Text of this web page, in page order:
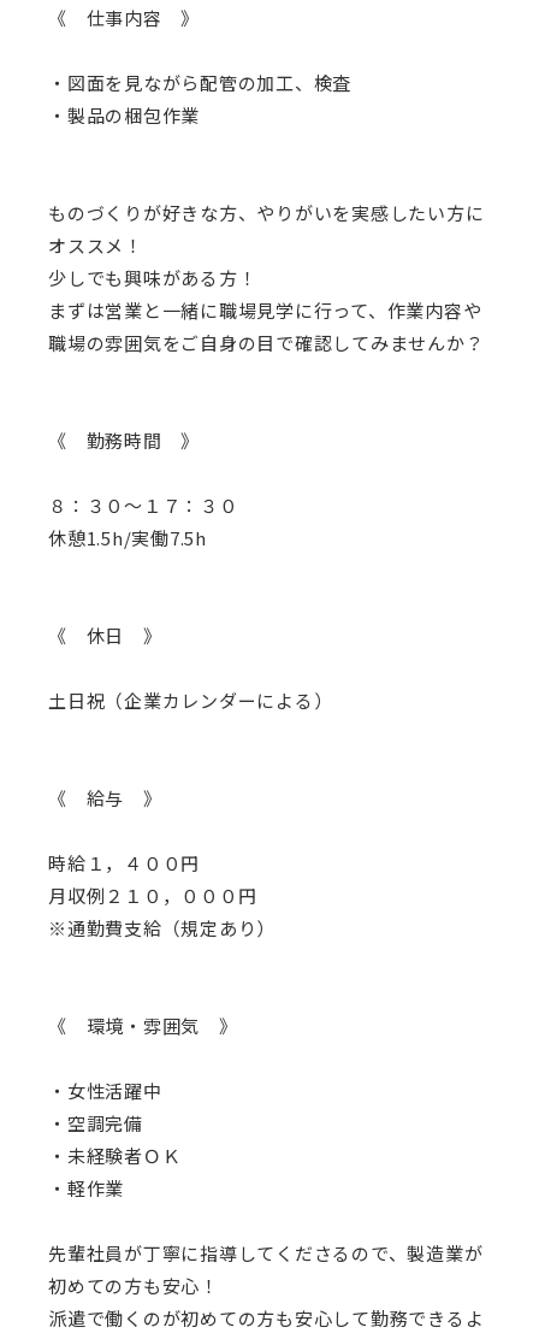
《 仕事内容 》
・図面を見ながら配管の加工、検査
・製品の梱包作業
ものづくりが好きな方、やりがいを実感したい方に
オススメ！
少しでも興味がある方！
まずは営業と一緒に職場見学に行って、作業内容や
職場の雰囲気をご自身の目で確認してみませんか？
《 勤務時間 》
８：３０～１７：３０
休憩1.5h/実働7.5h
《 休日 》
土日祝（企業カレンダーによる）
《 給与 》
時給１，４００円
月収例２１０，０００円
※通勤費支給（規定あり）
《 環境・雰囲気 》
・女性活躍中
・空調完備
・未経験者ＯＫ
・軽作業
先輩社員が丁寧に指導してくださるので、製造業が
初めての方も安心！
派遣で働くのが初めての方も安心して勤務できるよ